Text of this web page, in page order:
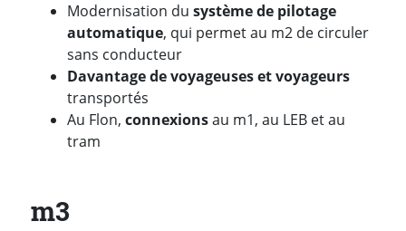
Modernisation du système de pilotage
automatique, qui permet au m2 de circuler
sans conducteur
Davantage de voyageuses et voyageurs
transportés
Au Flon, connexionsau m1, au LEB et au
tram
m3